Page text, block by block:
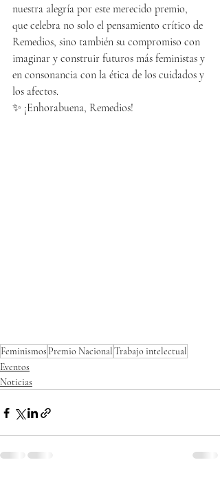
nuestra alegría por este merecido premio,
que celebra no solo el pensamiento crítico de
Remedios, sino también su compromiso con
imaginar y construir futuros más feministas y
en consonancia con la ética de los cuidados y
los afectos.
✨ ¡Enhorabuena, Remedios!
Feminismos Premio NacionalTrabajo intelectual
Eventos
Noticias